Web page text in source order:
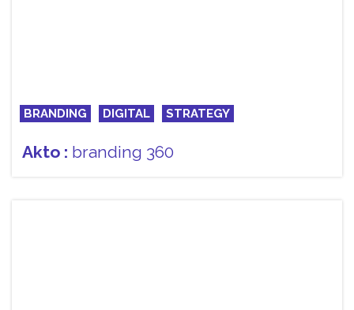
BRANDING DIGITAL STRATEGY
Akto : branding 360